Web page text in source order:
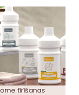
tīrīšanas